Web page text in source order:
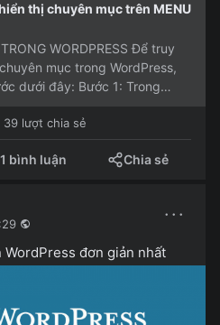
thị chuyên mục trên MENU
WORDPRESS Để truy
mục trong WordPress,
dưới đây: Bước 1: Trong
39 lượt chia sẻ
bình luận Chia sẻ
···
đơn giản nhất